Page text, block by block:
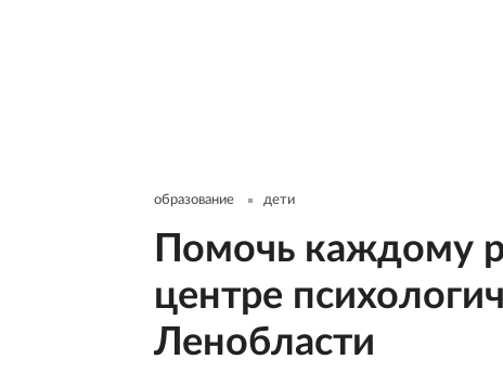
образование дети
Помочь каждому
центре
Ленобласти